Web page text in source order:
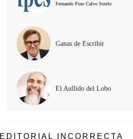
Fernando Pino Calvo Sotelo
Ganas de Escribir
El Aullido del Lobo
EDITORIAL INCORRECTA